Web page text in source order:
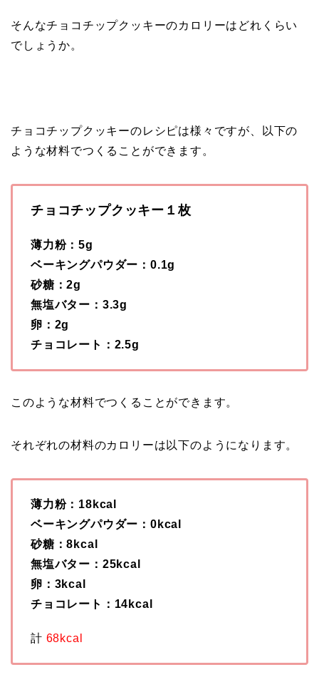
そんなチョコチップクッキーのカロリーはどれくらい
でしょうか。
チョコチップクッキーのレシピは様々ですが、以下の
ような材料でつくることができます。
チョコチップクッキー１枚
薄力粉：5g
ベーキングパウダー：0.1g
砂糖：2g
無塩バター：3.3g
卵：2g
チョコレート：2.5g
このような材料でつくることができます。
それぞれの材料のカロリーは以下のようになります。
薄力粉：18kcal
ベーキングパウダー：0kcal
砂糖：8kcal
無塩バター：25kcal
卵：3kcal
チョコレート：14kcal
計 68kcal